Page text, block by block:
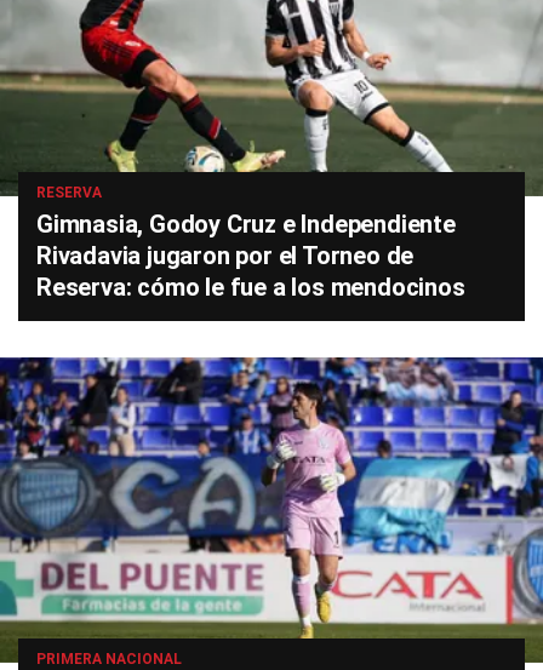
RESERVA
Gimnasia, Godoy Cruz e Independiente
Rivadavia jugaron por el Torneo de
Reserva: cómo le fue a los mendocinos
PRIMERA NACIONAL